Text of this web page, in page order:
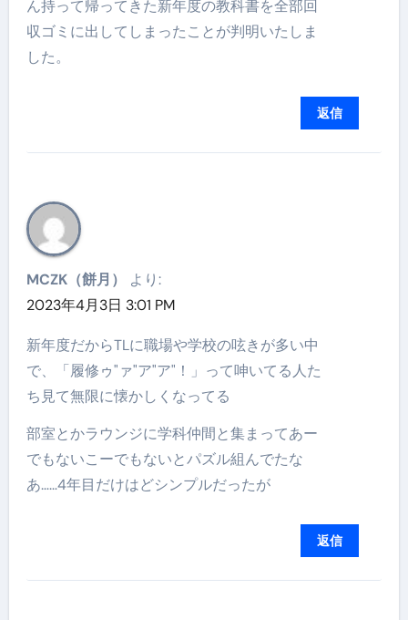
ん持って帰ってきた新年度の教科書を全部回
収ゴミに出してしまったことが判明いたしま
した。
返信
MCZK（餅月）
より:
2023年4月3日 3:01 PM
新年度だからTLに職場や学校の呟きが多い中
で、「履修ゥ"ァ"ア"ア"！」って呻いてる人た
ち見て無限に懐かしくなってる
部室とかラウンジに学科仲間と集まってあー
でもないこーでもないとパズル組んでたな
あ……4年目だけはどシンプルだったが
返信